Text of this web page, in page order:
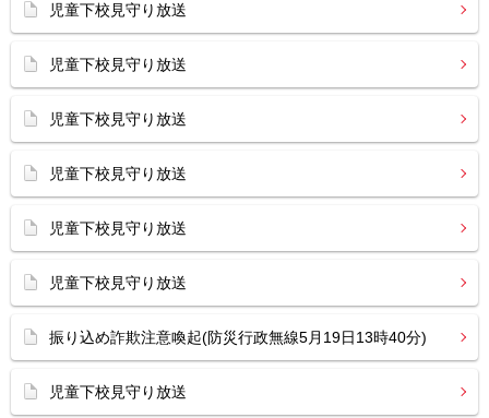
児童下校見守り放送
児童下校見守り放送
児童下校見守り放送
児童下校見守り放送
児童下校見守り放送
児童下校見守り放送
振り込め詐欺注意喚起(防災行政無線5月19日13時40分)
児童下校見守り放送